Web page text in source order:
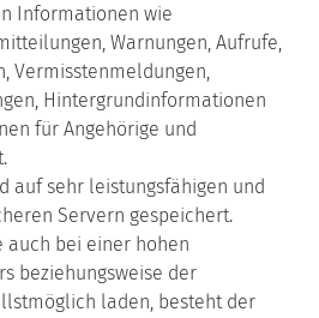
Informationen wie
Warnungen, Aufrufe,
Vermisstenmeldungen,
Hintergrundinformationen
für Angehörige und
auf sehr leistungsfähigen und
Servern gespeichert.
auch bei einer hohen
beziehungsweise der
laden, besteht der